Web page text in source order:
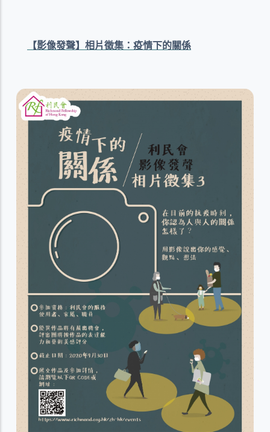
【影像發聲】相片徵集：疫情下的關係